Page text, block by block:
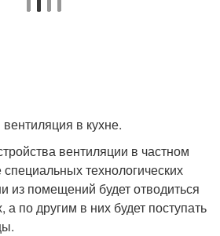
в кухне.
вентиляции в частном
технологических
из помещений будет отводиться
а по другим в них будет поступать